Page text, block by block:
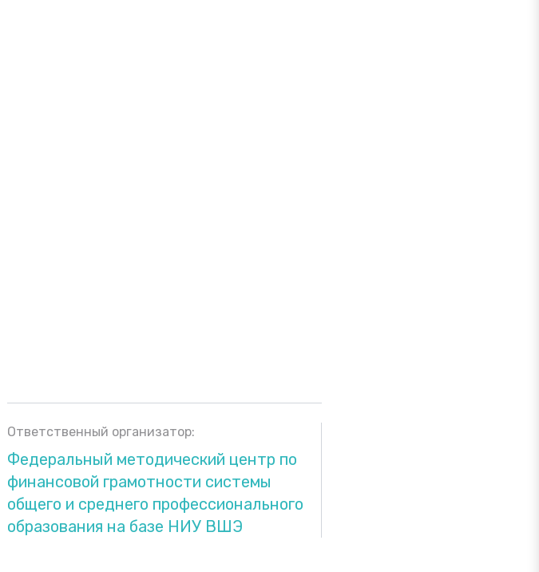
Ответственный организатор:
Федеральный методический центр по
финансовой грамотности системы
общего и среднего профессионального
образования на базе НИУ ВШЭ